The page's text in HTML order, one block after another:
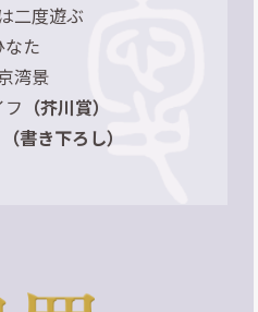
二度遊ぶ
なた
湾景
（芥川賞）
（書き下ろし）